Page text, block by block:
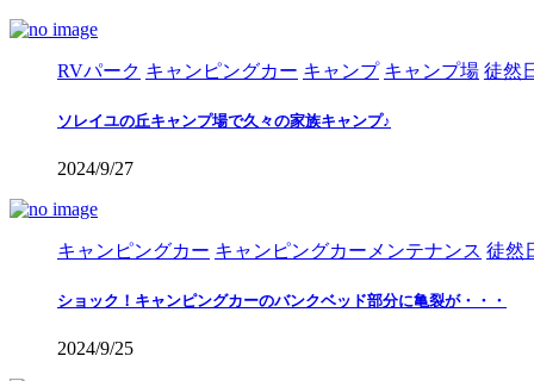
RVパーク キャンピングカー キャンプ キャンプ場 徒然
ソレイユの丘キャンプ場で久々の家族キャンプ♪
2024/9/27
キャンピングカー キャンピングカーメンテナンス 徒然
ショック！キャンピングカーのバンクベッド部分に亀裂が・・・
2024/9/25